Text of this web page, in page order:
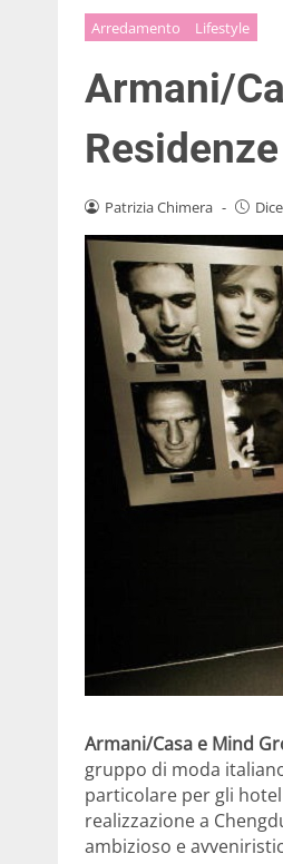
Arredamento Lifestyle
Armani/
Patrizia Chimera -
Armani/Casa e Mind
gruppo di moda
particolare per gli
realizzazione a
ambizioso e